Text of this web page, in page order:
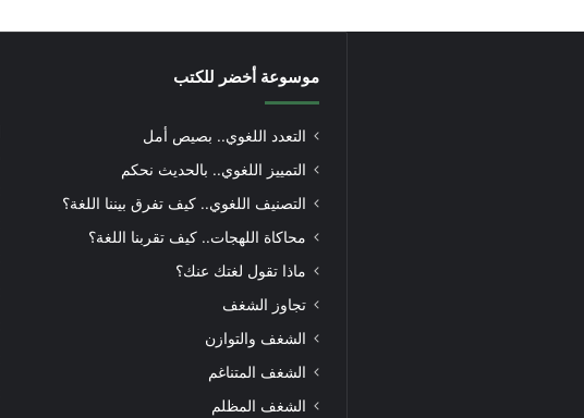
موسوعة أخضر للكتب
التعدد اللغوي.. بصيص أمل
التمييز اللغوي.. بالحديث نحكم
التصنيف اللغوي.. كيف تفرق بيننا اللغة؟
محاكاة اللهجات.. كيف تقربنا اللغة؟
ماذا تقول لغتك عنك؟
تجاوز الشغف
الشغف والتوازن
الشغف المتناغم
الشغف المظلم